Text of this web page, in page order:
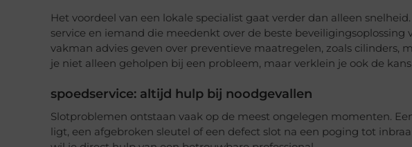
Het voordeel van een lokale specialist gaat verder dan alleen
service en iemand die meedenkt over de beste beveiligingsoplossing
vakman advies geven over preventieve maatregelen, zoals cilinders,
je niet alleen geholpen bij een probleem, maar verklein je ook de
spoedservice: altijd hulp bij noodgevallen
Slotproblemen ontstaan vaak op de meest ongelegen momenten.
ligt, een afgebroken sleutel of een defect slot na een poging tot